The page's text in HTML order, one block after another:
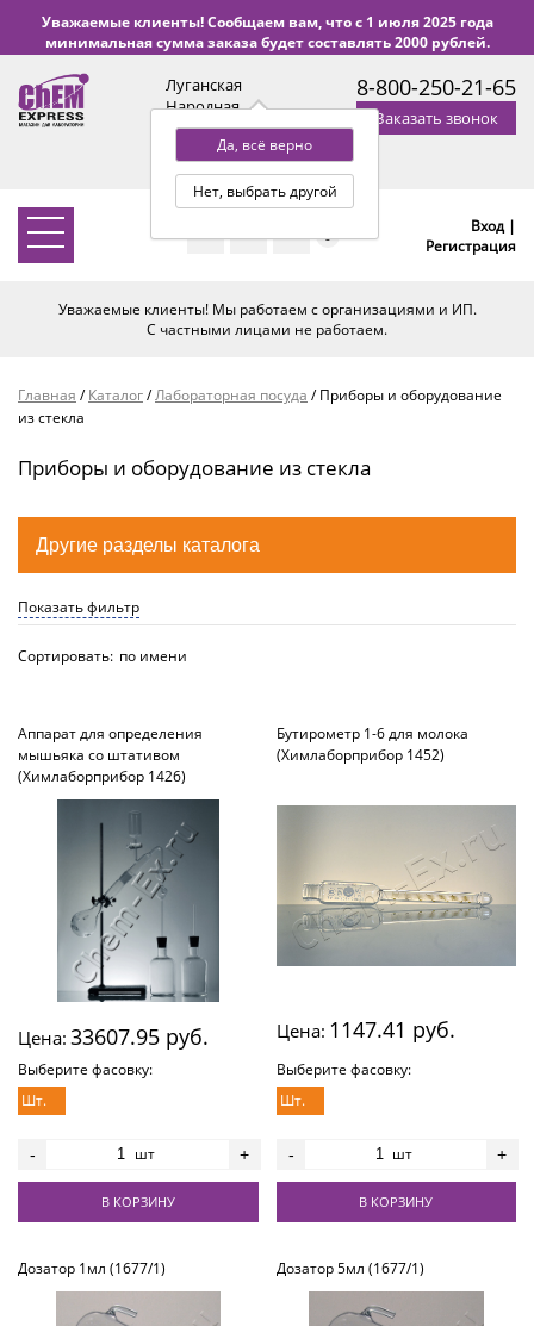
Уважаемые клиенты! Сообщаем вам, что с 1 июля 2025 года
минимальная сумма заказа будет составлять 2000 рублей.
Луганская
Народная
Республика
Да, всё верно
Нет, выбрать другой
с 9:00 до 18:00 по Уфе
(+2 МСК)
8-800-250-21-65
Заказать звонок
0
Вход |
Регистрация
Уважаемые клиенты! Мы работаем с организациями и ИП.
С частными лицами не работаем.
Главная /Каталог/Лабораторная посуда /Приборы и оборудование
из стекла
Приборы и оборудование из стекла
Другие разделы каталога
Показать фильтр
Сортировать: по имени
Аппарат для определения
мышьяка со штативом
(Химлаборприбор 1426)
Цена: 33607.95 руб.
Выберите фасовку:
Шт.
- шт +
В КОРЗИНУ
Бутирометр 1-6 для молока
(Химлаборприбор 1452)
Цена: 1147.41 руб.
Выберите фасовку:
Шт.
- шт +
В КОРЗИНУ
Дозатор 1мл (1677/1) Дозатор 5мл (1677/1)